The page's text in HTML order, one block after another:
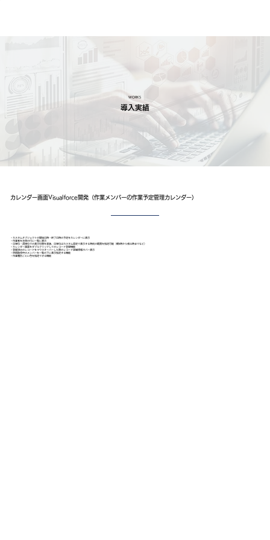
WORKS
導入実績
カレンダー画面Visualforce開発（作業メンバーの作業予定管理カレンダー）
・カスタムオブジェクトの開始日時・終了日時の予定をカレンダーに表示
・作業者を左側の行に一覧に表示
・日単位・週単位での表示切替を実装、日単位はカスタム設定で表示する時刻の範囲を指定可能（朝8時から夜21時までなど）
・カレンダー画面をダブルクリックしてのレコード登録機能
・登録済みのレコードをマウスオーバーした際のレコード詳細情報ホバー表示
・休暇取得中のメンバーを一覧の下に表示指定する機能
・作業種別ごとに色を指定できる機能